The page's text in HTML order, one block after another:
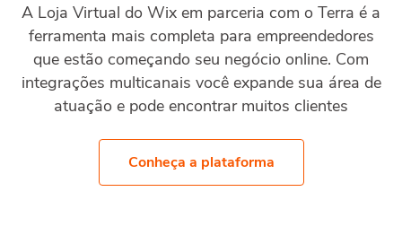
A Loja Virtual do Wix em parceria com o Terra é a
ferramenta mais completa para empreendedores
que estão começando seu negócio online. Com
integrações multicanais você expande sua área de
atuação e pode encontrar muitos clientes
Conheça a plataforma